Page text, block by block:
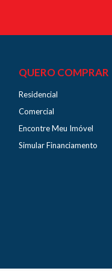
QUERO COMPRAR
Residencial
Comercial
Encontre Meu Imóvel
Simular Financiamento